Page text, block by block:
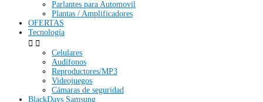
Parlantes para Automovil
Plantas / Amplificadores
OFERTAS
Tecnología
 
Celulares
Audífonos
Reproductores/MP3
Videojuegos
Cámaras de seguridad
BlackDays Samsung